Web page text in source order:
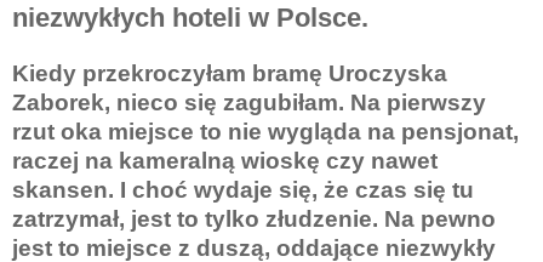
niezwykłych hoteli w Polsce.
Kiedy przekroczyłam bramę Uroczyska
Zaborek, nieco się zagubiłam. Na pierwszy
rzut oka miejsce to nie wygląda na pensjonat,
raczej na kameralną wioskę czy nawet
skansen. I choć wydaje się, że czas się tu
zatrzymał, jest to tylko złudzenie. Na pewno
jest to miejsce z duszą, oddające niezwykły